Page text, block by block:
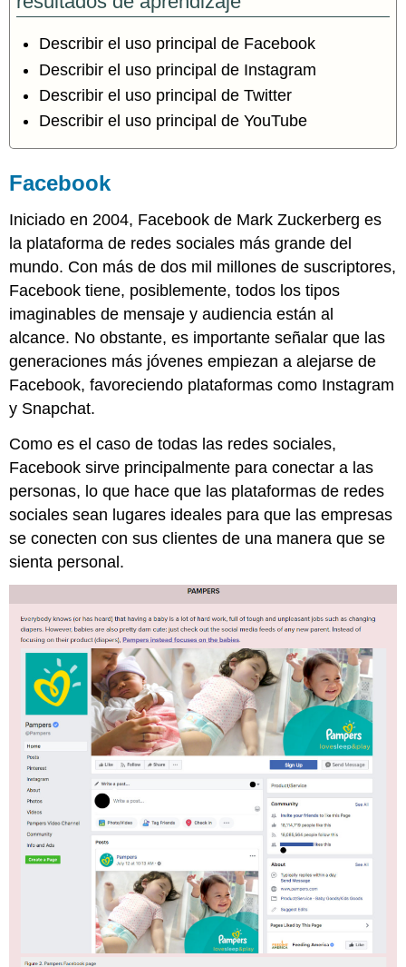
Describir el uso principal de Facebook
Describir el uso principal de Instagram
Describir el uso principal de Twitter
Describir el uso principal de YouTube
Facebook
Iniciado en 2004, Facebook de Mark Zuckerberg es
la plataforma de redes sociales más grande del
mundo. Con más de dos mil millones de suscriptores,
Facebook tiene, posiblemente, todos los tipos
imaginables de mensaje y audiencia están al
alcance. No obstante, es importante señalar que las
generaciones más jóvenes empiezan a alejarse de
Facebook, favoreciendo plataformas como Instagram
y Snapchat.
Como es el caso de todas las redes sociales,
Facebook sirve principalmente para conectar a las
personas, lo que hace que las plataformas de redes
sociales sean lugares ideales para que las empresas
se conecten con sus clientes de una manera que se
sienta personal.